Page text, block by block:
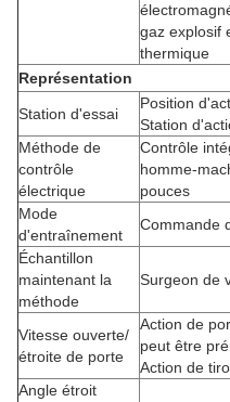
gaz explosif
thermique
Représentation
Station d'essai
Position
Station
Méthode de
contrôle
électrique
Contrôle
homme-
pouces
Mode
d'entraînement
Commande
Échantillon
maintenant la
méthode
Surgeon de
Vitesse ouverte/
étroite de porte
Action de
peut être
Action de
Angle étroit